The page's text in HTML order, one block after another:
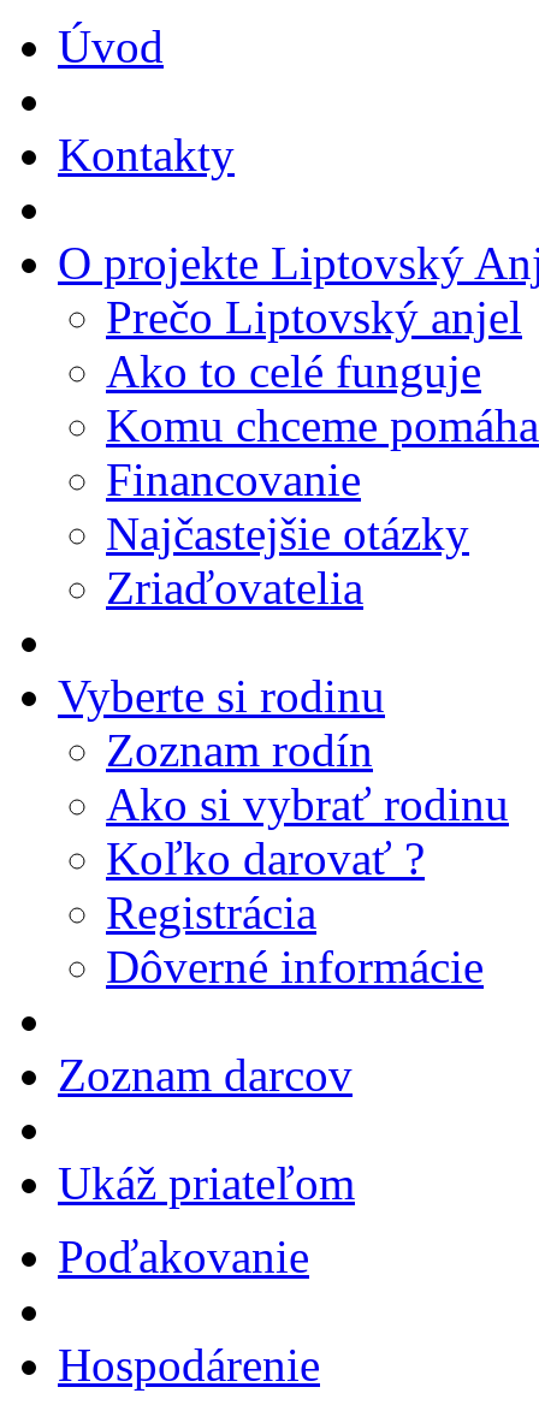
Úvod
Kontakty
O projekte Liptovský
Prečo Liptovský anjel
Ako to celé funguje
Komu chceme
Financovanie
Najčastejšie otázky
Zriaďovatelia
Vyberte si rodinu
Zoznam rodín
Ako si vybrať rodinu
Koľko darovať ?
Registrácia
Dôverné informácie
Zoznam darcov
Ukáž priateľom
Poďakovanie
Hospodárenie